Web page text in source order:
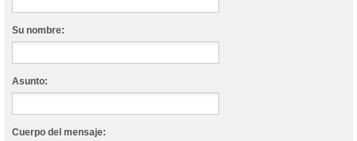
Su nombre:
Asunto:
Cuerpo del mensaje: